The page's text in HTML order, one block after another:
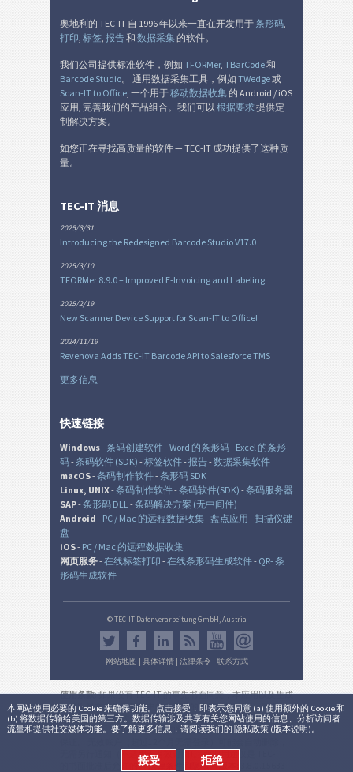
本网站使用必要的 Cookie 来确保功能。点击接受，即表示您同意 (a) 使用额外的 Cookie 和
(b) 将数据传输给美国的第三方。数据传输涉及共享有关您网站使用的信息、分析访问者
流量和提供社交媒体功能。要了解更多信息，请阅读我们的 隐私政策 (版本说明)。
接受 拒绝
Thermal Transfer 38x19 - 2 Texts - 1 Code 128
Thermal Transfer 51x25 - 2 Texts - 1 Code 128
Thermal Transfer 51x25 - 2 Texts - 1 QR-Code
NF
€ SEPA 授权
M
奥地利的 TEC-IT 自 1996 年以来一直在开发用于条形码,
打印, 标签, 报告和 数据采集的软件。
我们公司提供标准软件，例如 TFORMer, TBarCode和
Barcode Studio。 通用数据采集工具，例如 TWedge或
Scan-IT to Office, 一个用于移动数据收集的 Android / iOS
应用, 完善我们的产品组合。我们可以 根据要求 提供定
制解决方案。
如您正在寻找高质量的软件 — TEC-IT 成功提供了这种质
量。
TEC-IT 消息
2025/3/31
Introducing the Redesigned Barcode Studio V17.0
2025/3/10
TFORMer 8.9.0 – Improved E-Invoicing and Labeling
2025/2/19
New Scanner Device Support for Scan-IT to Office!
2024/11/19
Revenova Adds TEC-IT Barcode API to Salesforce TMS
更多信息
快速链接
Windows-条码创建软件-Word 的条形码- Excel 的条形
码-条码软件 (SDK) -标签软件-报告-数据采集软件
macOS-条码制作软件-条形码 SDK
Linux, UNIX-条码制作软件-条码软件(SDK) -条码服务器
SAP-条形码 DLL-条码解决方案 (无中间件)
Android - PC / Mac 的远程数据收集- 盘点应用 -扫描仪键
盘
iOS- PC / Mac 的远程数据收集
网页服务-在线标签打印 -在线条形码生成软件- QR- 条
形码生成软件
© TEC-IT Datenverarbeitung GmbH, Austria
网站地图 | 具体详情| 法律条令| 联系方式
使用条款: 如果没有 TEC-IT 的事先书面同意，本应用以及生成
的输出是在非生产环境中的非商业的评估目的而设。 使用只
允许用于法律目的，并根据该有效的国家或国际法规。 本服
务的功能性，正确性和/或不间断可用性或所产生的结果不能
无需另行通知（不适用于有效订阅)。 商业用途仅是 TEC-IT
的书面批准后允许的。法律条件和隐私。版本: